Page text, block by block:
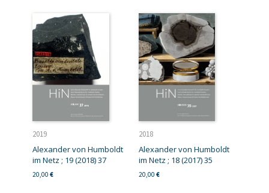
2019
Alexander von Humboldt
im Netz ; 19 (2018) 37
20,00 €
2018
Alexander von Humboldt
im Netz ; 18 (2017) 35
20,00 €